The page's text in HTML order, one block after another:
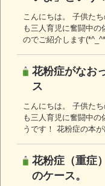
こんにちは。 子供た
も三人育児に奮闘中
のでご紹介します
花粉症がなお
ス
こんにちは。 子供た
も三人育児に奮闘中
うです！ 花粉症の本
花粉症（重症
のケース。